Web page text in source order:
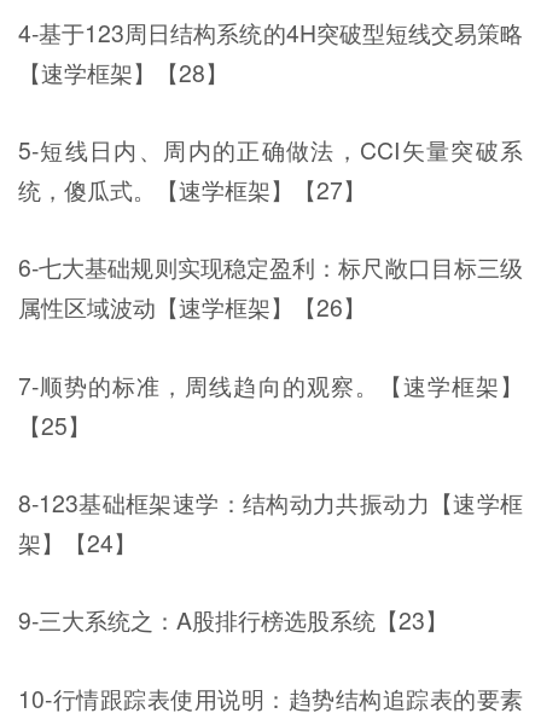
4-基于123周日结构系统的4H突破型短线交易策略
【速学框架】【28】
5-短线日内、周内的正确做法，CCI矢量突破系
统，傻瓜式。【速学框架】【27】
6-七大基础规则实现稳定盈利：标尺敞口目标三级
属性区域波动【速学框架】【26】
7-顺势的标准，周线趋向的观察。【速学框架】
【25】
8-123基础框架速学：结构动力共振动力【速学框
架】【24】
9-三大系统之：A股排行榜选股系统【23】
10-行情跟踪表使用说明：趋势结构追踪表的要素